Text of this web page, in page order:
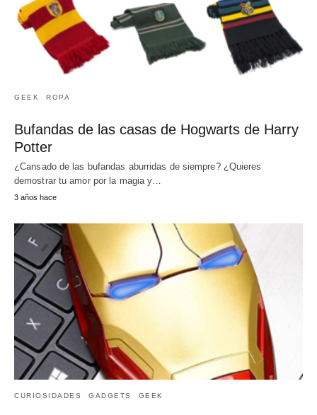
GEEK ROPA
Bufandas de las casas de Hogwarts de Harry
Potter
¿Cansado de las bufandas aburridas de siempre? ¿Quieres
demostrar tu amor por la magia y…
3 años hace
CURIOSIDADES GADGETS GEEK